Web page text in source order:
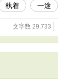
執着 一途
文字数 29,733